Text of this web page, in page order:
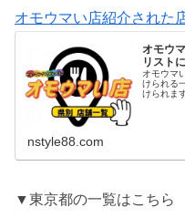
オモウマい店紹介された
オモウ
リスト
オモウマ
けられる
けられま
nstyle88.com
▼東京都の一覧はこちら